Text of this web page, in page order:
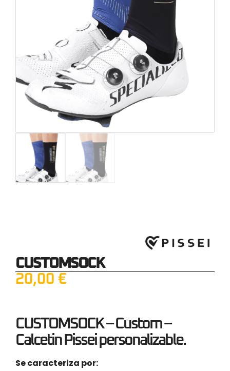
CUSTOMSOCK
20,00 €
CUSTOMSOCK –Custom –
Calcetin Pissei personalizable.
Se caracteriza por: